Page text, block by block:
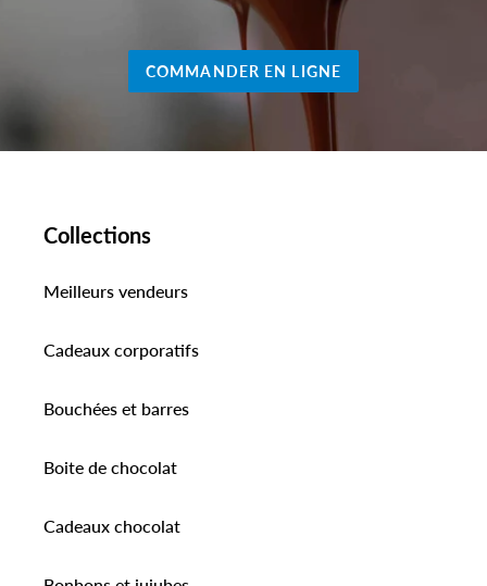
COMMANDER EN LIGNE
Collections
Meilleurs vendeurs
Cadeaux corporatifs
Bouchées et barres
Boite de chocolat
Cadeaux chocolat